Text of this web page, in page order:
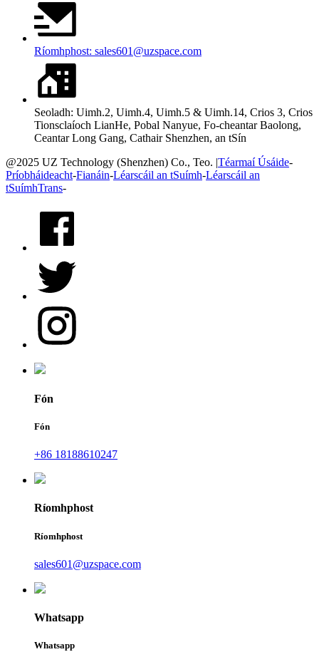
Ríomhphost: sales601@uzspace.com
Seoladh: Uimh.2, Uimh.4, Uimh.5 & Uimh.14, Crios 3, Crios
Tionsclaíoch LianHe, Pobal Nanyue, Fo-cheantar Baolong,
Ceantar Long Gang, Cathair Shenzhen, an tSín
@2025 UZ Technology (Shenzhen) Co., Teo. | Téarmaí Úsáide-
Príobháideacht-Fianáin-Léarscáil an tSuímh-Léarscáil an
tSuímhTrans-
Fón
Fón
+86 18188610247
Ríomhphost
Ríomhphost
sales601@uzspace.com
Whatsapp
Whatsapp